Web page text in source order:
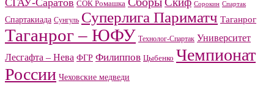
СГАУ-Саратов СОК Ромашка Сорокин Спартак
Спартакиада Сунгуль Суперлига Париматч Таганрог
Таганрог – ЮФУ Технолог-Спартак Университет
Лесгафта – Нева ФГР Филиппов Цыбенко Чемпионат
России Чеховские медведи